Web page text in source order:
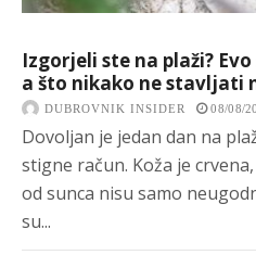
Izgorjeli ste na plaži?
a što nikako ne stavljati
DUBROVNIK INSIDER 08/08/
Dovoljan je jedan dan na
stigne račun. Koža je
od sunca nisu samo
su...